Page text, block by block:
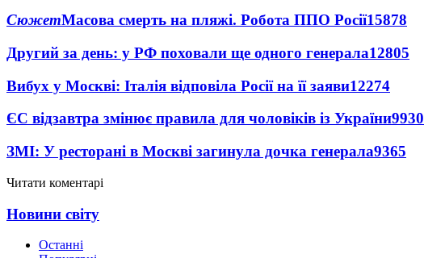
СюжетМасова смерть на пляжі. Робота ППО Росії15878
Другий за день: у РФ поховали ще одного генерала12805
Вибух у Москві: Італія відповіла Росії на її заяви12274
ЄС відзавтра змінює правила для чоловіків із України9930
ЗМІ: У ресторані в Москві загинула дочка генерала9365
Читати коментарі
Новини світу
Останні